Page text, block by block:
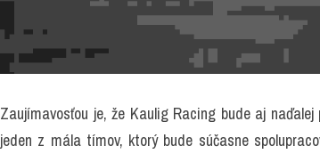
Zaujímavosťou je, že Kaulig Racing bude aj
jeden z mála tímov, ktorý bude súčasne